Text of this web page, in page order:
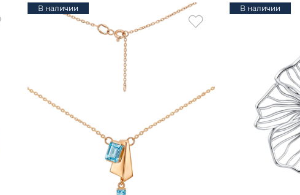
В наличии В наличии